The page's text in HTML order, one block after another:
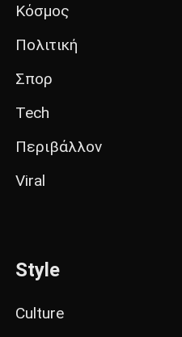
Κόσμος
Πολιτική
Σπορ
Tech
Περιβάλλον
Viral
Style
Culture